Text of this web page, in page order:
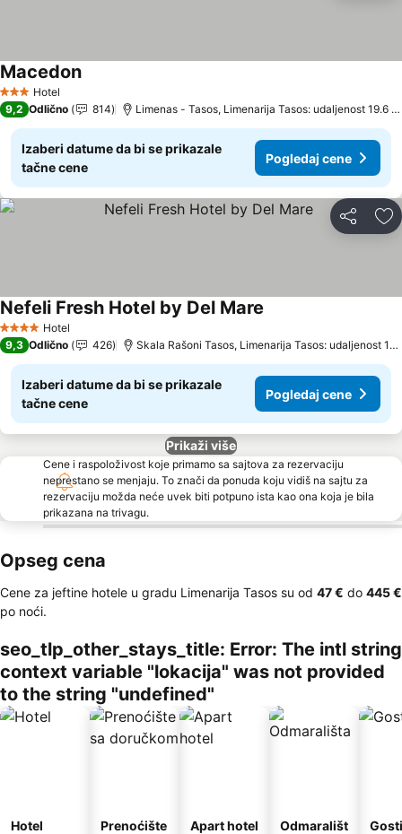
3 Zvezdice
Hotel
MacedonPogledaj cene
9,2 Odlično 814 Limenas - Tasos, Limenarija Tasos: udaljenost 19.6
Izaberi datume da bi se prikazale
tačne cene
Pogledaj cene
Deli
4 ZvezdiceHotel
Nefeli Fresh Hotel by Del Mare
9,3 Odlično 426 Skala Rašoni Tasos, Limenarija Tasos: udaljenost
Izaberi datume da bi se prikazale
tačne cene
Pogledaj cene
Prikaži više
Cene i raspoloživost koje primamo sa sajtova za rezervaciju
neprestano se menjaju. To znači da ponuda koju vidiš na sajtu za
rezervaciju možda neće uvek biti potpuno ista kao ona koja je bila
prikazana na trivagu.
Opseg cena
Cene za jeftine hotele u gradu Limenarija Tasos su od ‎47 € do ‎445 €
po noći.
seo_tlp_other_stays_title: Error: The intl string
context variable "lokacija" was not provided
to the string "undefined"
Hotel
Prenoćište
Apart hotel
Odmarališt